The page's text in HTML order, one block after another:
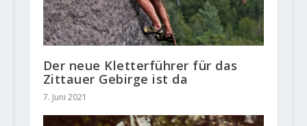
Der neue Kletterführer für das
Zittauer Gebirge ist da
7. Juni 2021